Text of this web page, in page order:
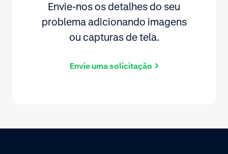
Envie-nos os detalhes do seu
problema adicionando imagens
ou capturas de tela.
Envie uma solicitação